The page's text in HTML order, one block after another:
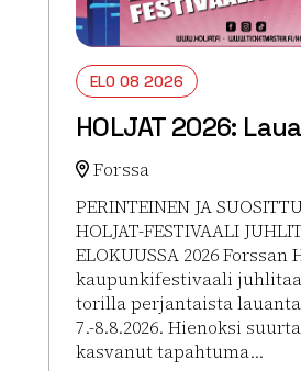
ELO 08 2026
HOLJAT 2026:
Forssa
PERINTEINEN JA
HOLJAT-FESTIVAALI
ELOKUUSSA 2026 Forssan
kaupunkifestivaali
torilla perjantaista
7.-8.8.2026. Hienoksi
kasvanut tapahtuma...